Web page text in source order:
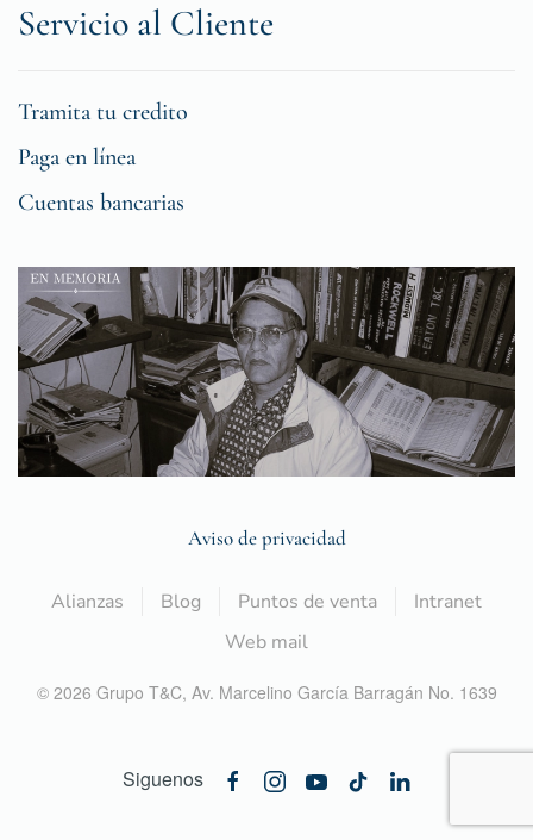
Servicio al Cliente
Tramita tu credito
Paga en línea
Cuentas bancarias
Aviso de privacidad
Alianzas Blog Puntos de venta
Intranet
Web mail
© 2026 Grupo T&C, Av. Marcelino García Barragán No. 1639
Siguenos